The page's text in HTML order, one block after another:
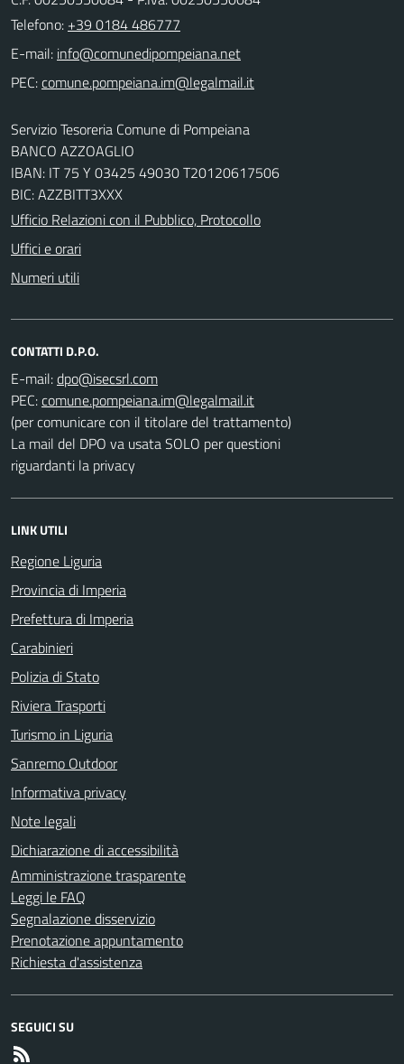
Telefono: +39 0184 486777
E-mail:
PEC:
Servizio Tesoreria Comune di Pompeiana
BANCO AZZOAGLIO
IBAN: IT 75 Y 03425 49030 T20120617506
BIC: AZZBITT3XXX
Ufficio Relazioni con il Pubblico, Protocollo
Uffici e orari
Numeri utili
CONTATTI D.P.O.
E-mail:
PEC:
(per comunicare con il titolare del trattamento)
La mail del DPO va usata SOLO per questioni
riguardanti la privacy
LINK UTILI
Regione Liguria
Provincia di Imperia
Prefettura di Imperia
Carabinieri
Polizia di Stato
Riviera Trasporti
Turismo in Liguria
Sanremo Outdoor
Informativa privacy
Note legali
Dichiarazione di accessibilità
Amministrazione trasparente
Leggi le FAQ
Segnalazione disservizio
Prenotazione appuntamento
Richiesta d'assistenza
SEGUICI SU